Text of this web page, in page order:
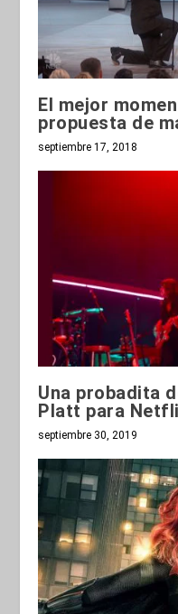
El mejor
propuesta de
septiembre 17, 2018
Una probadita
Platt para
septiembre 30, 2019